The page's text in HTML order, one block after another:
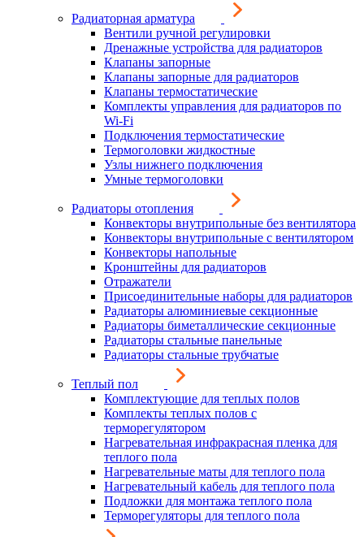
Радиаторная арматура
Вентили ручной регулировки
Дренажные устройства для радиаторов
Клапаны запорные
Клапаны запорные для радиаторов
Клапаны термостатические
Комплекты управления для радиаторов по
Wi-Fi
Подключения термостатические
Термоголовки жидкостные
Узлы нижнего подключения
Умные термоголовки
Радиаторы отопления
Конвекторы внутрипольные без вентилятора
Конвекторы внутрипольные с вентилятором
Конвекторы напольные
Кронштейны для радиаторов
Отражатели
Присоединительные наборы для радиаторов
Радиаторы алюминиевые секционные
Радиаторы биметаллические секционные
Радиаторы стальные панельные
Радиаторы стальные трубчатые
Теплый пол
Комплектующие для теплых полов
Комплекты теплых полов с
терморегулятором
Нагревательная инфракрасная пленка для
теплого пола
Нагревательные маты для теплого пола
Нагревательный кабель для теплого пола
Подложки для монтажа теплого пола
Терморегуляторы для теплого пола